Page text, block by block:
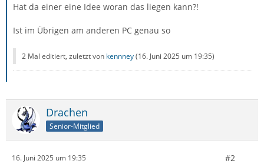
Hat da einer eine Idee woran das liegen kann?!
Ist im Übrigen am anderen PC genau so
2 Mal editiert, zuletzt von kennney(16. Juni 2025 um 19:35)
Drachen
Senior-Mitglied
16. Juni 2025 um 19:35 #2